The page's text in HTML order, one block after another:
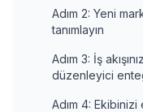
Adım 2: Yeni
tanımlayın
Adım 3: İş
düzenleyici
Adım 4: